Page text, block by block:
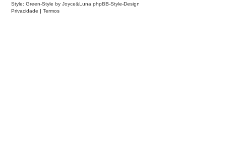
Style: Green-Style by Joyce&Luna phpBB-Style-Design
Privacidade | Termos